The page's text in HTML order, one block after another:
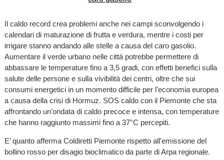
Il caldo record crea problemi anche nei campi sconvolgendo i
calendari di maturazione di frutta e verdura, mentre i costi per
irrigare stanno andando alle stelle a causa del caro gasolio.
Aumentare il verde urbano nelle città potrebbe permettere di
abbassare le temperature fino a 3,5 gradi, con effetti benefici sulla
salute delle persone e sulla vivibilità dei centri, oltre che sui
consumi energetici in un momento difficile per l’economia europea
a causa della crisi di Hormuz. SOS caldo con il Piemonte che sta
affrontando un'ondata di caldo precoce e intensa, con temperature
che hanno raggiunto massimi fino a 37°C percepiti.
E’ quanto afferma Coldiretti Piemonte rispetto all'emissione del
bollino rosso per disagio bioclimatico da parte di Arpa regionale.